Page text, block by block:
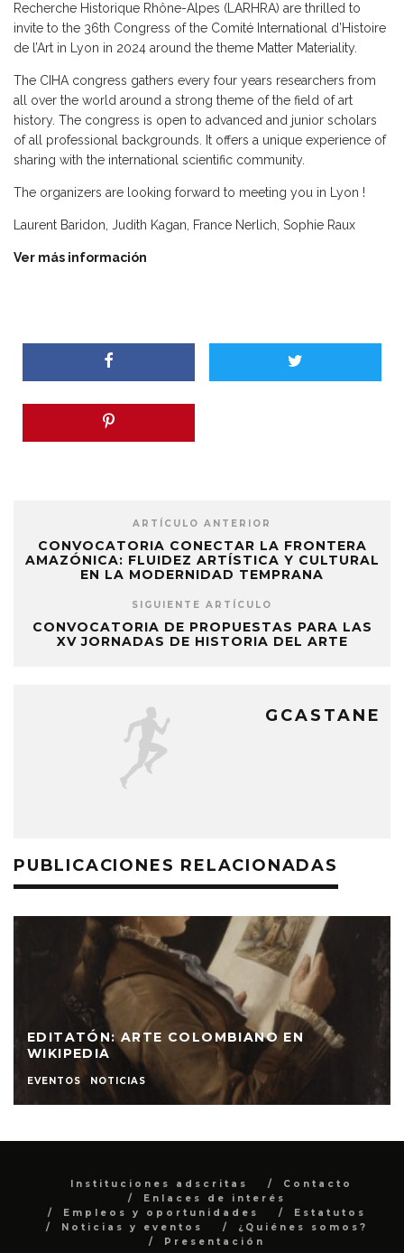
Recherche Historique Rhône-Alpes (LARHRA) are thrilled to
invite to the 36th Congress of the Comité International d’Histoire
de l’Art in Lyon in 2024 around the theme Matter Materiality.
The CIHA congress gathers every four years researchers from
all over the world around a strong theme of the field of art
history. The congress is open to advanced and junior scholars
of all professional backgrounds. It offers a unique experience of
sharing with the international scientific community.
The organizers are looking forward to meeting you in Lyon !
Laurent Baridon, Judith Kagan, France Nerlich, Sophie Raux
Ver más información
ARTÍCULO ANTERIOR
CONVOCATORIA CONECTAR LA FRONTERA
AMAZÓNICA: FLUIDEZ ARTÍSTICA Y CULTURAL
EN LA MODERNIDAD TEMPRANA
SIGUIENTE ARTÍCULO
CONVOCATORIA DE PROPUESTAS PARA LAS
XV JORNADAS DE HISTORIA DEL ARTE
GCASTANE
PUBLICACIONES RELACIONADAS
EDITATÓN: ARTE COLOMBIANO EN
WIKIPEDIA
EVENTOS NOTICIAS
Instituciones adscritas
Contacto
Enlaces de interés
Empleos y oportunidades
Estatutos
Noticias y eventos
¿Quiénes somos?
Presentación